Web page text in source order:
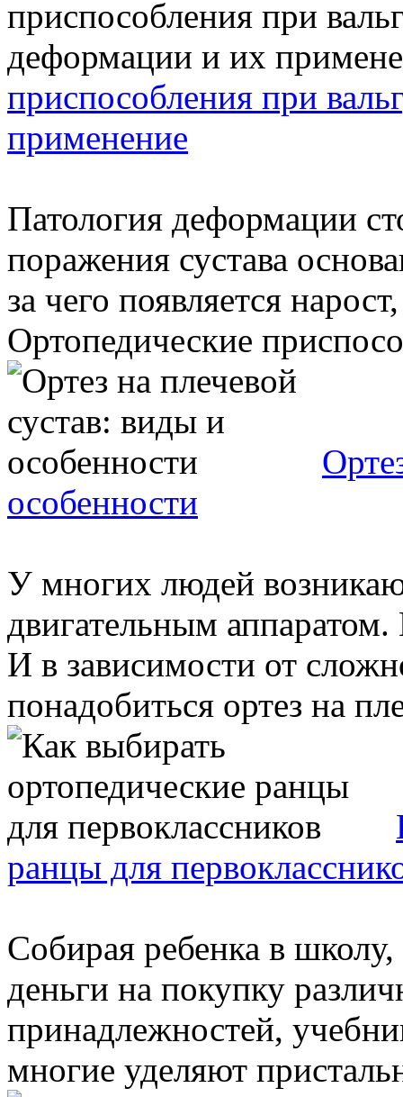
приспособления при
применение
Патология деформации
поражения сустава
за чего появляется
Ортопедические
особенности
У многих людей
двигательным аппаратом.
И в зависимости от
понадобиться ортез на
ранцы для
Собирая ребенка в
деньги на покупку
принадлежностей,
многие уделяют